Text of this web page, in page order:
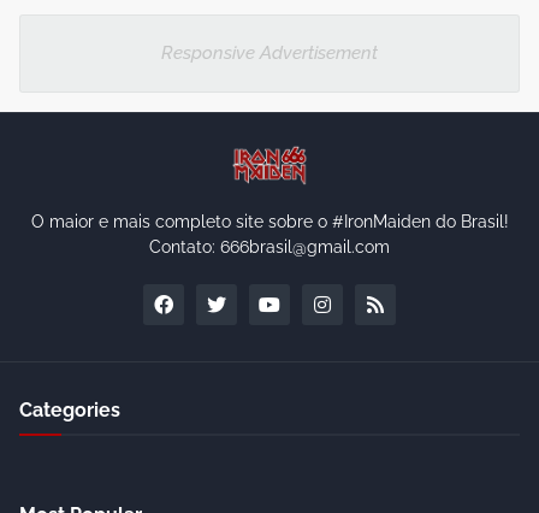
Responsive Advertisement
O maior e mais completo site sobre o #IronMaiden do Brasil!
Contato: 666brasil@gmail.com
Categories